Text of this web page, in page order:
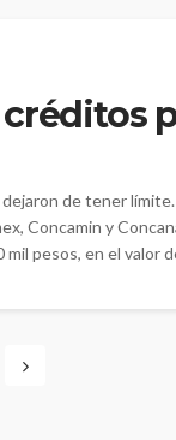
de tener
Concamin y
pesos, en el valor